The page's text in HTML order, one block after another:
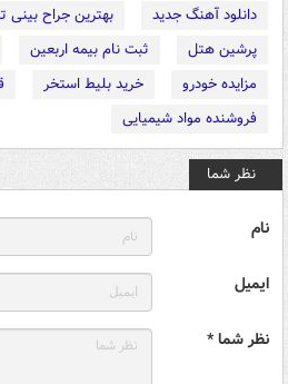
دانلود آهنگ جدید
بهترین جراح بینی
پرشین هتل
ثبت نام بیمه اربعین
مزایده خودرو
خرید بلیط استخر
فروشنده مواد شیمیایی
نظر شما
نام
ایمیل
نظر شما *